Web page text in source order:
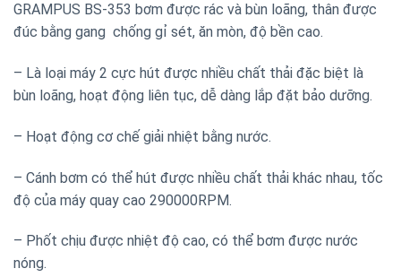
GRAMPUS BS-353 bơm được rác và bùn loãng, thân được
đúc bằng gang chống gỉ sét, ăn mòn, độ bền cao.
– Là loại máy 2 cực hút được nhiều chất thải đặc biệt là
bùn loãng, hoạt động liên tục, dễ dàng lắp đặt bảo dưỡng.
– Hoạt động cơ chế giải nhiệt bằng nước.
– Cánh bơm có thể hút được nhiều chất thải khác nhau, tốc
độ của máy quay cao 290000RPM.
– Phốt chịu được nhiệt độ cao, có thể bơm được nước
nóng.